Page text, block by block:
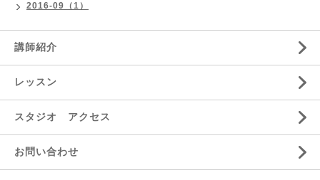
2016-09（1）
講師紹介
レッスン
スタジオ アクセス
お問い合わせ